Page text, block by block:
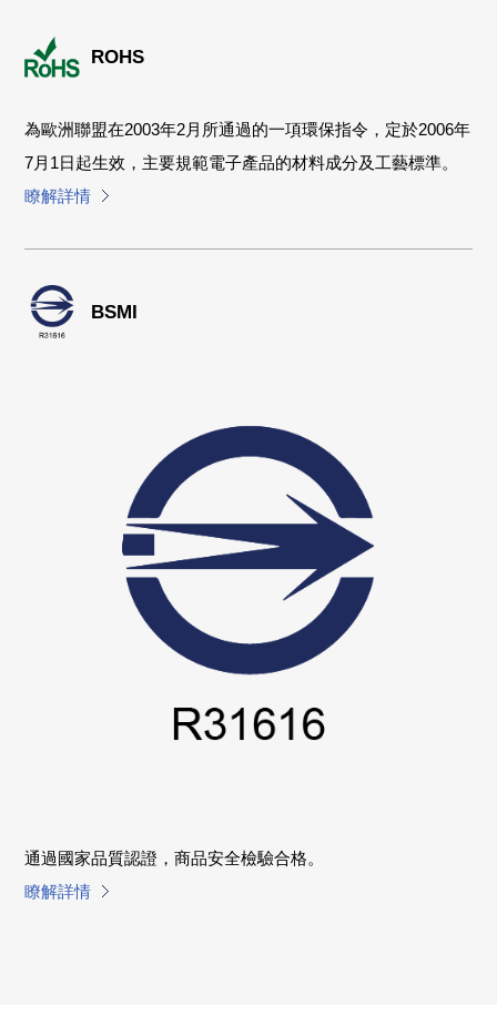
ROHS
為歐洲聯盟在2003年2月所通過的一項環保指令，定於2006年
7月1日起生效，主要規範電子產品的材料成分及工藝標準。
瞭解詳情
BSMI
通過國家品質認證，商品安全檢驗合格。
瞭解詳情